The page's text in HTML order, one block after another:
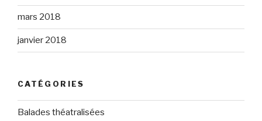
mars 2018
janvier 2018
CATÉGORIES
Balades théatralisées